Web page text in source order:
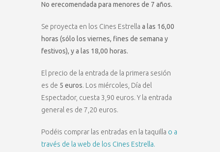
No erecomendada para menores de 7 años.
Se proyecta en los Cines Estrella a las 16,00
horas (sólo los viernes, fines de semana y
festivos), y a las 18,00 horas.
El precio de la entrada de la primera sesión
es de 5 euros. Los miércoles, Día del
Espectador, cuesta 3,90 euros. Y la entrada
general es de 7,20 euros.
Podéis comprar las entradas en la taquilla o a
través de la web de los Cines Estrella.